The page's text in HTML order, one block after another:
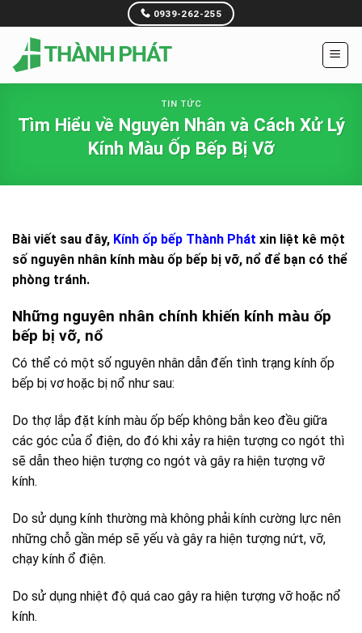
to
content
0939-262-255
TIN TỨC
Tìm Hiểu về Nguyên Nhân và Cách Xử Lý
Kính Màu Ốp Bếp Bị Vỡ
Bài viết sau đây, Kính ốp bếp Thành Phát xin liệt kê một
số nguyên nhân kính màu ốp bếp bị vỡ, nổ để bạn có thể
phòng tránh.
Những nguyên nhân chính khiến kính màu ốp
bếp bị vỡ, nổ
Có thể có một số nguyên nhân dẫn đến tình trạng kính ốp
bếp bị vơ hoặc bị nổ như sau:
Do thợ lắp đặt kính màu ốp bếp không bắn keo đều giữa
các góc của ổ điện, do đó khi xảy ra hiện tượng co ngót thì
sẽ dẫn theo hiện tượng co ngót và gây ra hiện tượng vỡ
kính.
Do sử dụng kính thường mà không phải kính cường lực nên
những chỗ gần mép sẽ yếu và gây ra hiện tượng nứt, vỡ,
chạy kính ổ điện.
Do sử dụng nhiệt độ quá cao gây ra hiện tượng vỡ hoặc nổ
kính.